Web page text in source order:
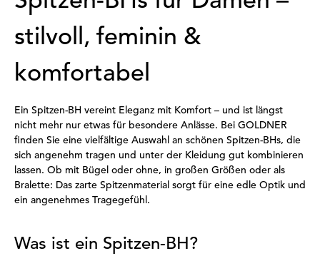
stilvoll, feminin &
komfortabel
Ein Spitzen-BH vereint Eleganz mit Komfort – und ist längst
nicht mehr nur etwas für besondere Anlässe. Bei GOLDNER
finden Sie eine vielfältige Auswahl an schönen Spitzen-BHs, die
sich angenehm tragen und unter der Kleidung gut kombinieren
lassen. Ob mit Bügel oder ohne, in großen Größen oder als
Bralette: Das zarte Spitzenmaterial sorgt für eine edle Optik und
ein angenehmes Tragegefühl.
Was ist ein Spitzen-BH?